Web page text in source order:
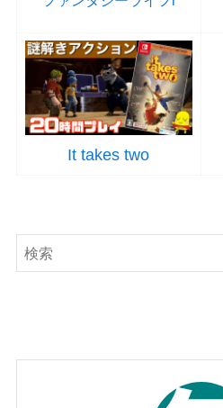
It takes two